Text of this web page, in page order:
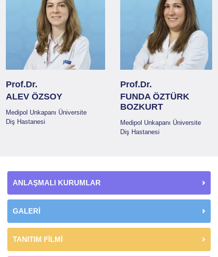
Prof.Dr.
ALEV ÖZSOY
Medipol Unkapanı Üniversite
Diş Hastanesi
Prof.Dr.
FUNDA ÖZTÜRK
BOZKURT
Medipol Unkapanı Üniversite
Diş Hastanesi
ANLAŞMALI KURUMLAR
GALERİ
TANITIM FİLMİ